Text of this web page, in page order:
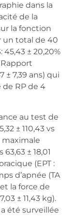
dans la
de la
la fonction
un total de 40
± 20,20%
Rapport
± 7,39 ans) qui
RP de 4
au test de
± 110,43 vs
maximale
± 18,01
(EPT :
d’apnée (TA
et la force de
± 11,43 kg).
été surveillée